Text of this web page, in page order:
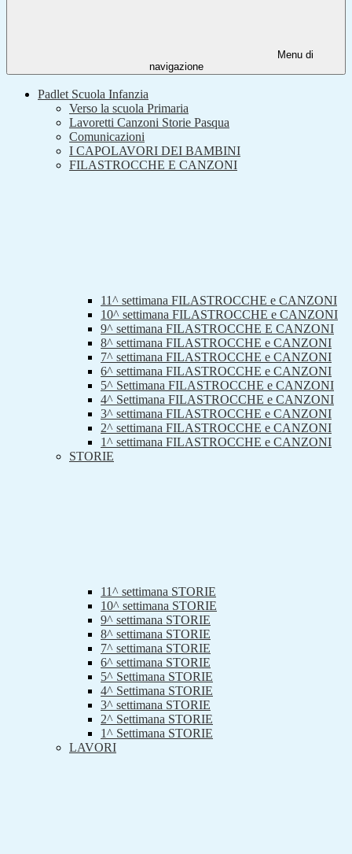
Menu di
navigazione
Padlet Scuola Infanzia
Verso la scuola Primaria
Lavoretti Canzoni Storie Pasqua
Comunicazioni
I CAPOLAVORI DEI BAMBINI
FILASTROCCHE E CANZONI
11^ settimana FILASTROCCHE e CANZONI
10^ settimana FILASTROCCHE e CANZONI
9^ settimana FILASTROCCHE E CANZONI
8^ settimana FILASTROCCHE e CANZONI
7^ settimana FILASTROCCHE e CANZONI
6^ settimana FILASTROCCHE e CANZONI
5^ Settimana FILASTROCCHE e CANZONI
4^ Settimana FILASTROCCHE e CANZONI
3^ settimana FILASTROCCHE e CANZONI
2^ settimana FILASTROCCHE e CANZONI
1^ settimana FILASTROCCHE e CANZONI
STORIE
11^ settimana STORIE
10^ settimana STORIE
9^ settimana STORIE
8^ settimana STORIE
7^ settimana STORIE
6^ settimana STORIE
5^ Settimana STORIE
4^ Settimana STORIE
3^ settimana STORIE
2^ Settimana STORIE
1^ Settimana STORIE
LAVORI